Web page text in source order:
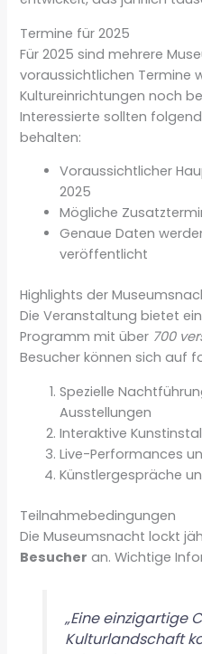
Termine für 2025
Für 2025 sind mehrere
voraussichtlichen Termine
Kultureinrichtungen noch
Interessierte sollten
behalten:
Voraussichtlicher
2025
Mögliche
Genaue Daten
veröffentlicht
Highlights der
Die Veranstaltung bietet
Programm mit über 700
Besucher können sich auf
Spezielle
Ausstellungen
Interaktive
Live-Performances
Künstlergespräche
Teilnahmebedingungen
Die Museumsnacht lockt
Besucher an. Wichtige
„Eine einzigartige
Kulturlandschaft